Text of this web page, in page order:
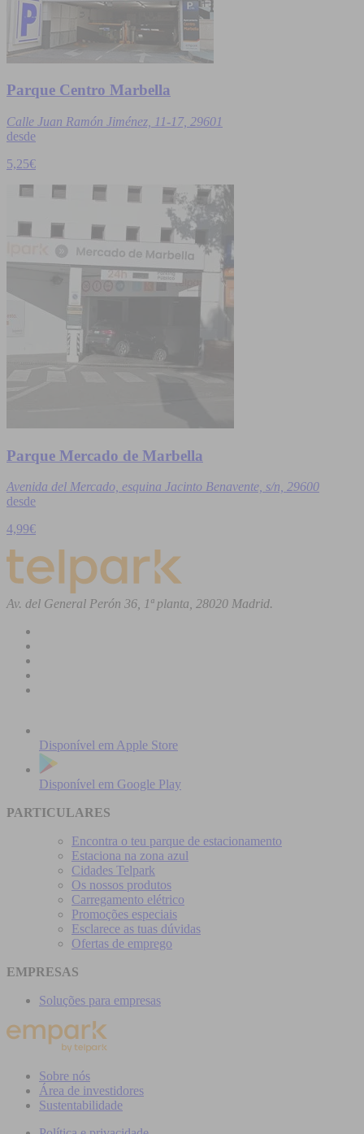
Parque Centro Marbella
Calle Juan Ramón Jiménez, 11-17, 29601
desde
5,25€
Parque Mercado de Marbella
Avenida del Mercado, esquina Jacinto Benavente, s/n, 29600
desde
4,99€
Av. del General Perón 36, 1ª planta, 28020 Madrid.
Disponível em Apple Store
Disponível em Google Play
PARTICULARES
Encontra o teu parque de estacionamento
Estaciona na zona azul
Cidades Telpark
Os nossos produtos
Carregamento elétrico
Promoções especiais
Esclarece as tuas dúvidas
Ofertas de emprego
EMPRESAS
Soluções para empresas
Sobre nós
Área de investidores
Sustentabilidade